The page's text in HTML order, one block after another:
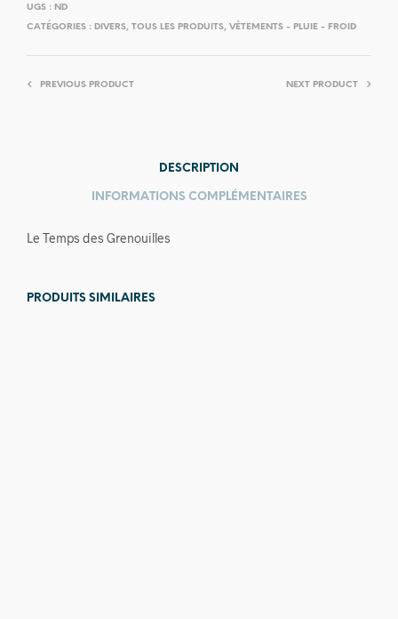
UGS : ND
CATÉGORIES : DIVERS, TOUS LES PRODUITS, VÊTEMENTS - PLUIE - FROID
PREVIOUS PRODUCT NEXT PRODUCT
DESCRIPTION
INFORMATIONS COMPLÉMENTAIRES
Le Temps des Grenouilles
PRODUITS SIMILAIRES